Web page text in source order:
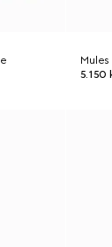
5.150